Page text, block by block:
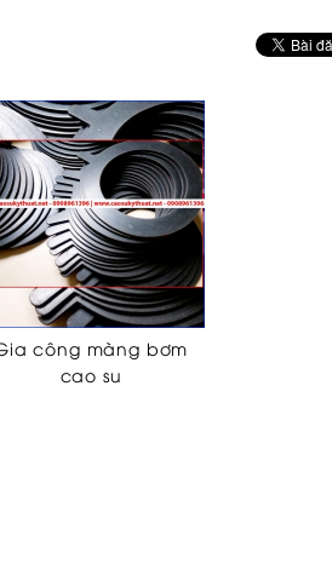
công màng bơm
cao su